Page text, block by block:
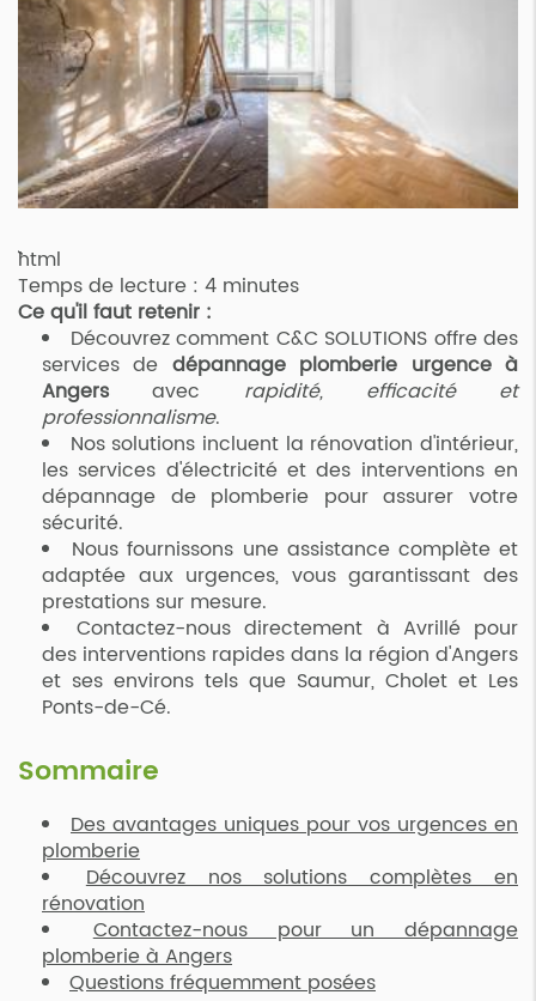
```html
Temps de lecture : 4 minutes
Ce qu'il faut retenir :
Découvrez comment C&C SOLUTIONS offre des
services de dépannage plomberie urgence à
Angersavec rapidité, efficacité et
professionnalisme.
Nos solutions incluent la rénovation d'intérieur,
les services d'électricité et des interventions en
dépannage de plomberie pour assurer votre
sécurité.
Nous fournissons une assistance complète et
adaptée aux urgences, vous garantissant des
prestations sur mesure.
Contactez-nous directement à Avrillé pour
des interventions rapides dans la région d'Angers
et ses environs tels que Saumur, Cholet et Les
Ponts-de-Cé.
Sommaire
Des avantages uniques pour vos urgences en
plomberie
Découvrez nos solutions complètes en
rénovation
Contactez-nous pour un dépannage
plomberie à Angers
Questions fréquemment posées